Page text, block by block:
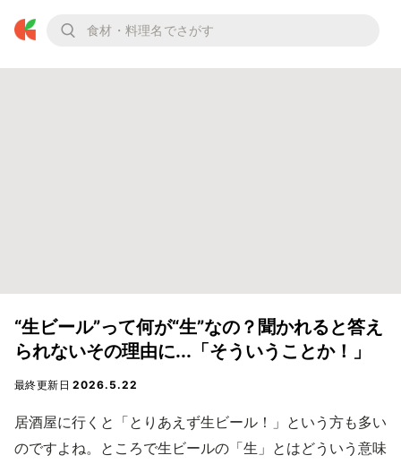
“生ビール”って何が“生”なの？聞かれると答え
られないその理由に...「そういうことか！」
最終更新日2026.5.22
居酒屋に行くと「とりあえず生ビール！」という方も多い
のですよね。ところで生ビールの「生」とはどういう意味